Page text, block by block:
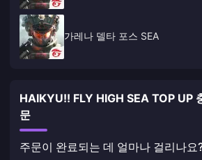
가레나 델타 포스 SEA
HAIKYU!! FLY HIGH SEA TOP UP
문
주문이 완료되는 데 얼마나 걸리나요